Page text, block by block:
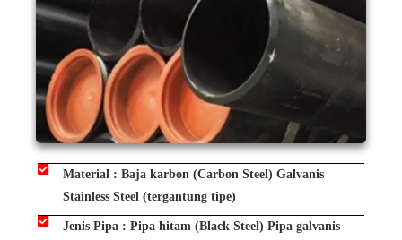
Material : Baja karbon (Carbon Steel) Galvanis
Stainless Steel (tergantung tipe)
Jenis Pipa : Pipa hitam (Black Steel) Pipa galvanis